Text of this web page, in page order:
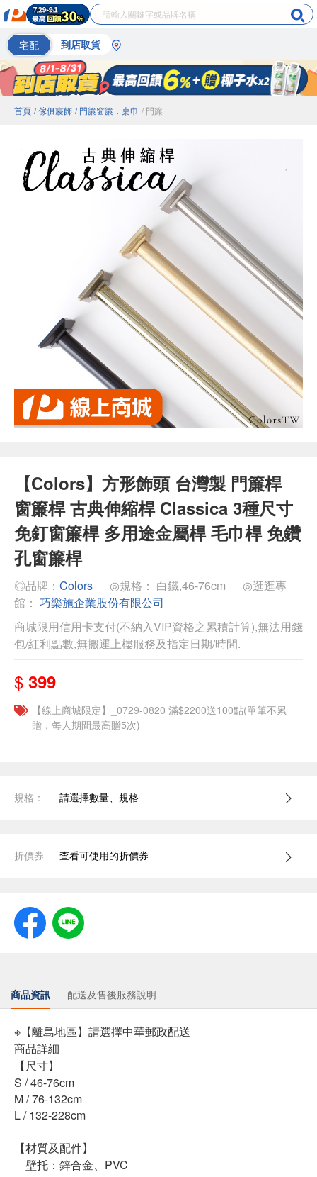
宅配 到店取貨
首頁 / 傢俱寢飾 / 門簾窗簾．桌巾 / 門簾
【Colors】方形飾頭 台灣製 門簾桿
窗簾桿 古典伸縮桿 Classica 3種尺寸
免釘窗簾桿 多用途金屬桿 毛巾桿 免鑽
孔窗簾桿
◎品牌： Colors ◎規格： 白鐵,46-76cm
◎逛逛專
館： 巧樂施企業股份有限公司
商城限用信用卡支付(不納入VIP資格之累積計算),無法用錢
包/紅利點數,無搬運上樓服務及指定日期/時間.
$ 399
【線上商城限定】_0729-0820 滿$2200送100點(單筆不累
贈，每人期間最高贈5次)
規格： 請選擇數量、規格
折價券 查看可使用的折價券
商品資訊 配送及售後服務說明
※【離島地區】請選擇中華郵政配送
商品詳細
【尺寸】
S / 46-76cm
M / 76-132cm
L / 132-228cm
【材質及配件】
壁托：鋅合金、PVC